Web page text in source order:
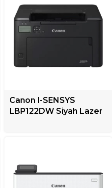
Canon I-SENSYS
LBP122DW Siyah Lazer